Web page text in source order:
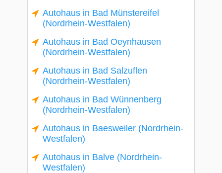
Autohaus in Bad Münstereifel
(Nordrhein-Westfalen)
Autohaus in Bad Oeynhausen
(Nordrhein-Westfalen)
Autohaus in Bad Salzuflen
(Nordrhein-Westfalen)
Autohaus in Bad Wünnenberg
(Nordrhein-Westfalen)
Autohaus in Baesweiler (Nordrhein-
Westfalen)
Autohaus in Balve (Nordrhein-
Westfalen)